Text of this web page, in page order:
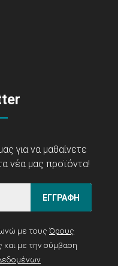
για να μαθαίνετε
νέα μας προϊόντα!
ΕΓΓΡΑΦΗ
με τους Όρους
και με την σύμβαση